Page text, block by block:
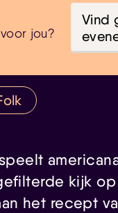
jou?
Vind
kijk
het recept